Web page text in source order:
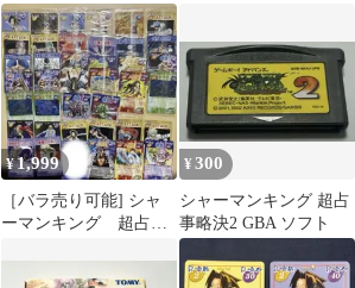
マル
¥1,999
［バラ売り可能] シャ
ーマンキング 超占事
¥300
シャーマンキング 超占
事略決2 GBA ソフト